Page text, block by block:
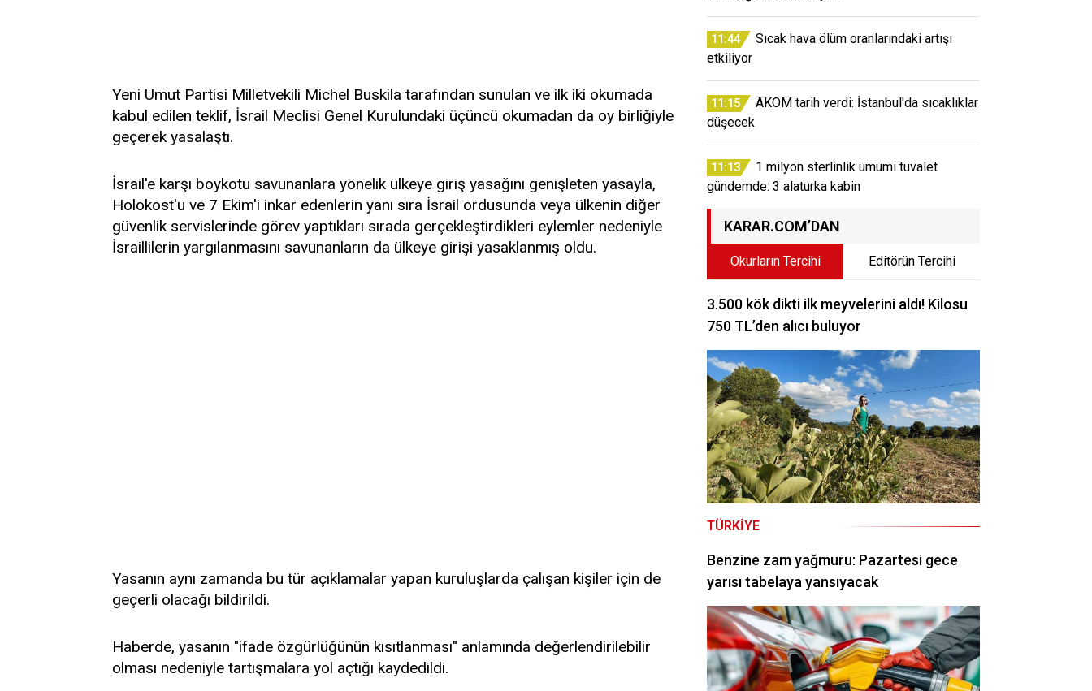
Yeni Umut Partisi Milletvekili Michel Buskila tarafından sunulan ve ilk iki okumada
kabul edilen teklif, İsrail Meclisi Genel Kurulundaki üçüncü okumadan da oy birliğiyle
geçerek yasalaştı.
İsrail'e karşı boykotu savunanlara yönelik ülkeye giriş yasağını genişleten yasayla,
Holokost'u ve 7 Ekim'i inkar edenlerin yanı sıra İsrail ordusunda veya ülkenin diğer
güvenlik servislerinde görev yaptıkları sırada gerçekleştirdikleri eylemler nedeniyle
İsraillilerin yargılanmasını savunanların da ülkeye girişi yasaklanmış oldu.
Yasanın aynı zamanda bu tür açıklamalar yapan kuruluşlarda çalışan kişiler için de
geçerli olacağı bildirildi.
Haberde, yasanın "ifade özgürlüğünün kısıtlanması" anlamında değerlendirilebilir
olması nedeniyle tartışmalara yol açtığı kaydedildi.
11:44
Sıcak hava ölüm oranlarındaki artışı
etkiliyor
11:15
AKOM tarih verdi: İstanbul'da sıcaklıklar
düşecek
11:13
1 milyon sterlinlik umumi tuvalet
gündemde: 3 alaturka kabin
KARAR.COM’DAN
Okurların Tercihi Editörün Tercihi
3.500 kök dikti ilk meyvelerini aldı! Kilosu
750 TL’den alıcı buluyor
TÜRKIYE
Benzine zam yağmuru: Pazartesi gece
yarısı tabelaya yansıyacak